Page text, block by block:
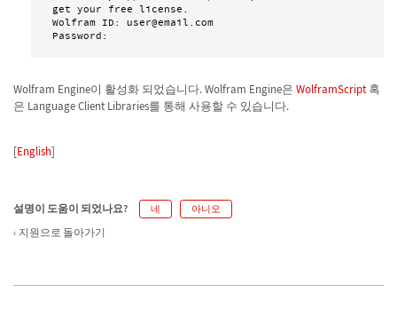
get your free license.
Wolfram ID: user@email.com
Wolfram Engine이 활성화 되었습니다. Wolfram Engine은 WolframScript혹
은 Language Client Libraries를 통해 사용할 수 있습니다.
[English]
설명이 도움이 되었나요? 네 아니오
지원으로 돌아가기